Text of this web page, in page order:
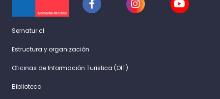
Sernatur.cl
Estructura y organización
Oficinas de Información Turistica (OIT)
Biblioteca